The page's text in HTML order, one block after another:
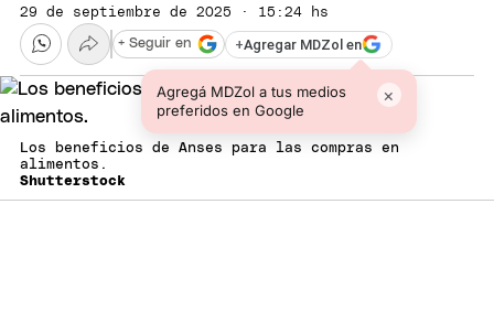
29 de septiembre de 2025 · 15:24 hs
+Agregar MDZol en
Agregá MDZol a tus medios
preferidos en Google
×
+ Seguir en
Los beneficios de Anses para las compras en
alimentos.
Shutterstock